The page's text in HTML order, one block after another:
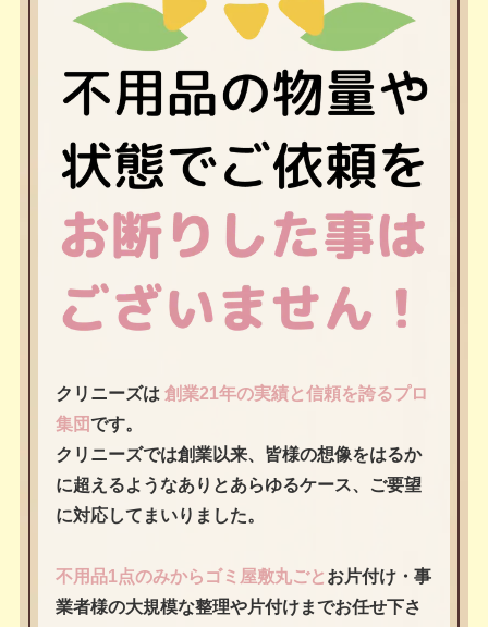
クリニーズは創業21年の実績と信頼を誇るプロ
集団です。
クリニーズでは創業以来、皆様の想像をはるか
に超えるようなありとあらゆるケース、ご要望
に対応してまいりました。
不用品1点のみからゴミ屋敷丸ごと お片付け・事
業者様の大規模な整理や片付けまでお任せ下さ